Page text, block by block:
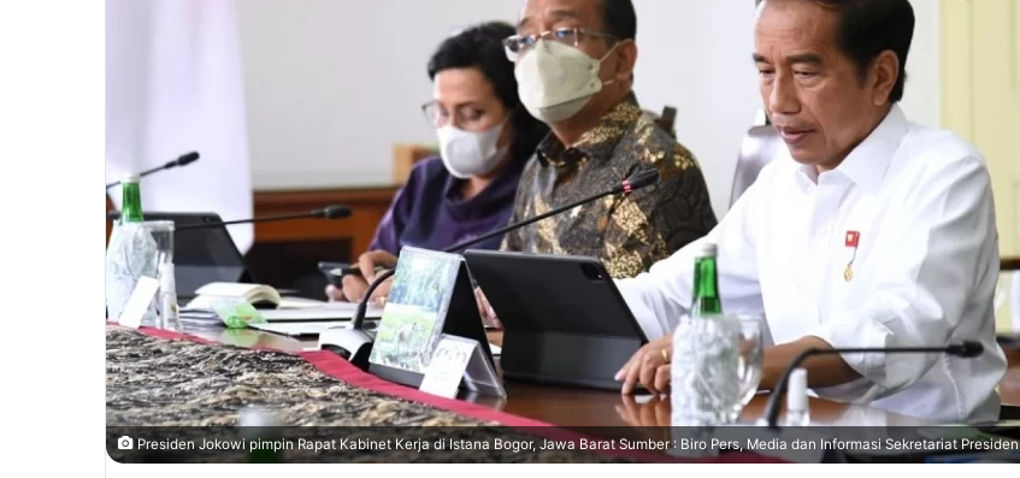
Presiden Jokowi pimpin Rapat Kabinet Kerja di Istana Bogor, Jawa Barat Sumber : Biro Pers, Media dan Informasi Sekretariat Presiden